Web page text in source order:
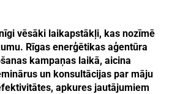
Iesaisties
Elpo Rīga!
atjaunošanas ABC
vēsāki laikapstākļi, kas nozīmē
Rīgas enerģētikas aģentūra
kampaņas laikā, aicina
un konsultācijas par māju
apkures jautājumiem